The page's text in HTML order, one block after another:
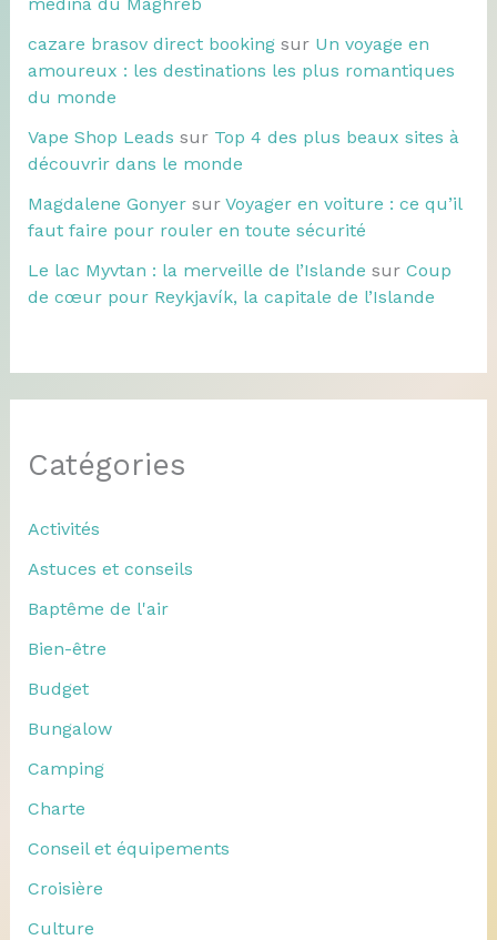
cazare brasov direct bookingsur Un voyage en
amoureux : les destinations les plus romantiques
du monde
Vape Shop Leads sur Top 4 des plus beaux sites à
découvrir dans le monde
Magdalene Gonyersur Voyager en voiture : ce qu’il
faut faire pour rouler en toute sécurité
Le lac Myvtan : la merveille de l’Islande sur Coup
de cœur pour Reykjavík, la capitale de l’Islande
Catégories
Activités
Astuces et conseils
Baptême de l'air
Bien-être
Budget
Bungalow
Camping
Charte
Conseil et équipements
Croisière
Culture